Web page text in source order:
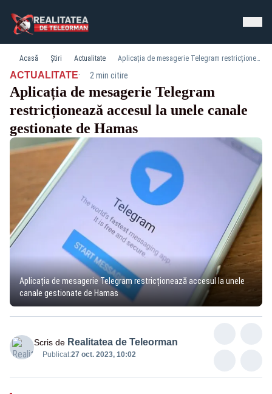
Acasă Știri Actualitate Aplicația de mesagerie Telegram restricționează accesul la unele canale gestionate de Hamas
ACTUALITATE· 2 min citire
Aplicația de mesagerie Telegram
restricționează accesul la unele canale
gestionate de Hamas
Aplicația de mesagerie Telegram restricționează accesul la unele
canale gestionate de Hamas
Scris de Realitatea de Teleorman
Publicat:27 oct. 2023, 10:02